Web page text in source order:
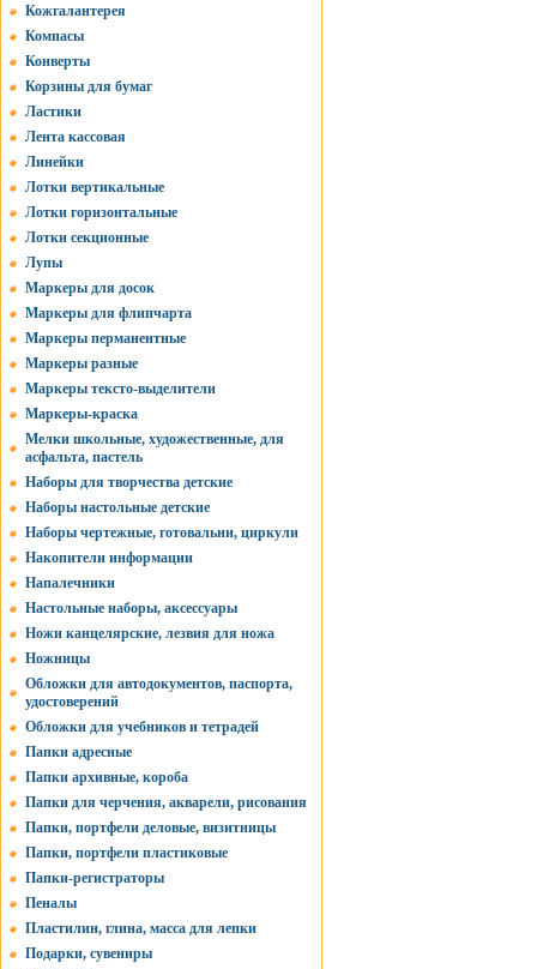
Кожгалантерея
Компасы
Конверты
Корзины для бумаг
Ластики
Лента кассовая
Линейки
Лотки вертикальные
Лотки горизонтальные
Лотки секционные
Лупы
Маркеры для досок
Маркеры для флипчарта
Маркеры перманентные
Маркеры разные
Маркеры тексто-выделители
Маркеры-краска
Мелки школьные, художественные, для
асфальта, пастель
Наборы для творчества детские
Наборы настольные детские
Наборы чертежные, готовальни, циркули
Накопители информации
Напалечники
Настольные наборы, аксессуары
Ножи канцелярские, лезвия для ножа
Ножницы
Обложки для автодокументов, паспорта,
удостоверений
Обложки для учебников и тетрадей
Папки адресные
Папки архивные, короба
Папки для черчения, акварели, рисования
Папки, портфели деловые, визитницы
Папки, портфели пластиковые
Папки-регистраторы
Пеналы
Пластилин, глина, масса для лепки
Подарки, сувениры